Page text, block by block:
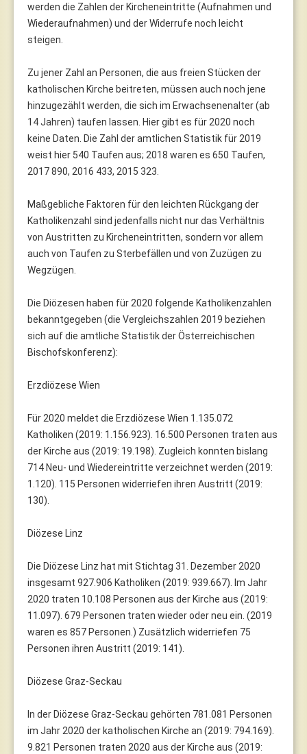
werden die Zahlen der Kircheneintritte (Aufnahmen und
Wiederaufnahmen) und der Widerrufe noch leicht
steigen.
Zu jener Zahl an Personen, die aus freien Stücken der
katholischen Kirche beitreten, müssen auch noch jene
hinzugezählt werden, die sich im Erwachsenenalter (ab
14 Jahren) taufen lassen. Hier gibt es für 2020 noch
keine Daten. Die Zahl der amtlichen Statistik für 2019
weist hier 540 Taufen aus; 2018 waren es 650 Taufen,
2017 890, 2016 433, 2015 323.
Maßgebliche Faktoren für den leichten Rückgang der
Katholikenzahl sind jedenfalls nicht nur das Verhältnis
von Austritten zu Kircheneintritten, sondern vor allem
auch von Taufen zu Sterbefällen und von Zuzügen zu
Wegzügen.
Die Diözesen haben für 2020 folgende Katholikenzahlen
bekanntgegeben (die Vergleichszahlen 2019 beziehen
sich auf die amtliche Statistik der Österreichischen
Bischofskonferenz):
Erzdiözese Wien
Für 2020 meldet die Erzdiözese Wien 1.135.072
Katholiken (2019: 1.156.923). 16.500 Personen traten aus
der Kirche aus (2019: 19.198). Zugleich konnten bislang
714 Neu- und Wiedereintritte verzeichnet werden (2019:
1.120). 115 Personen widerriefen ihren Austritt (2019:
130).
Diözese Linz
Die Diözese Linz hat mit Stichtag 31. Dezember 2020
insgesamt 927.906 Katholiken (2019: 939.667). Im Jahr
2020 traten 10.108 Personen aus der Kirche aus (2019:
11.097). 679 Personen traten wieder oder neu ein. (2019
waren es 857 Personen.) Zusätzlich widerriefen 75
Personen ihren Austritt (2019: 141).
Diözese Graz-Seckau
In der Diözese Graz-Seckau gehörten 781.081 Personen
im Jahr 2020 der katholischen Kirche an (2019: 794.169).
9.821 Personen traten 2020 aus der Kirche aus (2019: